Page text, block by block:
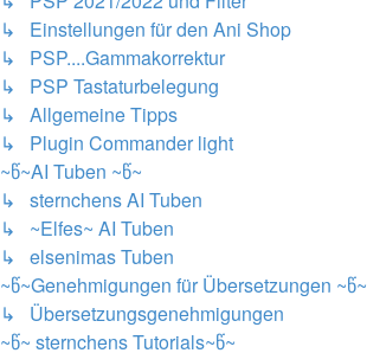
↳ Einstellungen für den Ani Shop
↳ PSP....Gammakorrektur
↳ PSP Tastaturbelegung
↳ Allgemeine Tipps
↳ Plugin Commander light
~წ~AI Tuben ~წ~
↳ sternchens AI Tuben
↳ ~Elfes~ AI Tuben
↳ elsenimas Tuben
~წ~Genehmigungen für Übersetzungen ~წ~
↳ Übersetzungsgenehmigungen
~წ~ sternchens Tutorials~წ~